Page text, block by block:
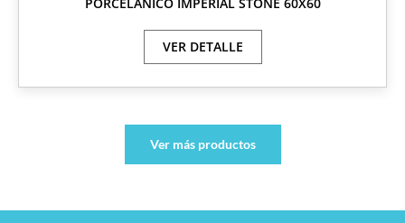
VER DETALLE
Ver más productos